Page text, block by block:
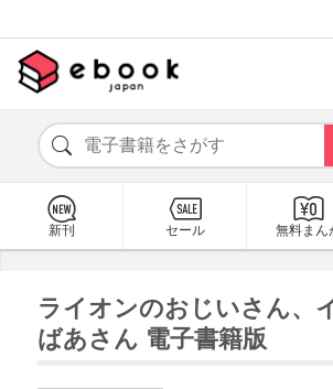
新刊 セール 無料まん
ライオンのおじいさん、
ばあさん 電子書籍版